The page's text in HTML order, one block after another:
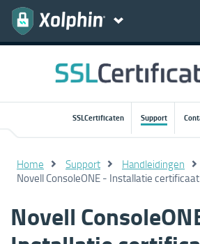
SSLCertificaten Support
Home Support Handleidingen
Novell ConsoleONE - Installatie certificaat
Novell